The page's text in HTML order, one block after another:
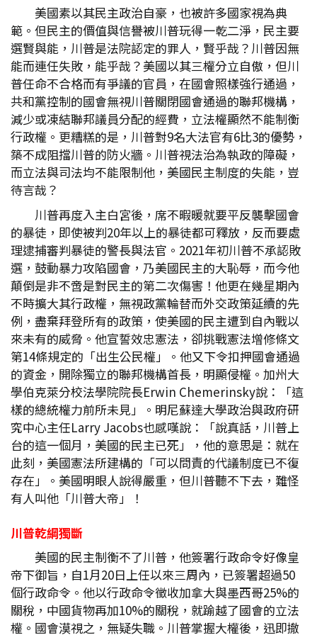
美國素以其民主政治自豪，也被許多國家視為典
範。但民主的價值與信譽被川普玩得一乾二淨，民主要
選賢與能，川普是法院認定的罪人，賢乎哉？川普因無
能而連任失敗，能乎哉？美國以其三權分立自傲，但川
普任命不合格而有爭議的官員，在國會照樣強行通過，
共和黨控制的國會無視川普關閉國會通過的聯邦機構，
減少或凍結聯邦議員分配的經費，立法權顯然不能制衡
行政權。更糟糕的是，川普對9名大法官有6比3的優勢，
築不成阻擋川普的防火牆。川普視法治為執政的障礙，
而立法與司法均不能限制他，美國民主制度的失能，豈
待言哉？
川普再度入主白宮後，席不暇暖就要平反襲擊國會
的暴徒，即使被判20年以上的暴徒都可釋放，反而要處
理逮捕審判暴徒的警長與法官。2021年初川普不承認敗
選，鼓動暴力攻陷國會，乃美國民主的大恥辱，而今他
顛倒是非不啻是對民主的第二次傷害！他更在幾星期內
不時擴大其行政權，無視政黨輪替而外交政策延續的先
例，盡棄拜登所有的政策，使美國的民主遭到自內戰以
來未有的威脅。他宣誓效忠憲法，卻挑戰憲法增修條文
第14條規定的「出生公民權」。他又下令扣押國會通過
的資金，開除獨立的聯邦機構首長，明顯侵權。加州大
學伯克萊分校法學院院長Erwin Chemerinsky說：「這
樣的總統權力前所未見」。明尼蘇達大學政治與政府研
究中心主任Larry Jacobs也感嘆說：「說真話，川普上
台的這一個月，美國的民主已死」，他的意思是：就在
此刻，美國憲法所建構的「可以問責的代議制度已不復
存在」。美國明眼人說得嚴重，但川普聽不下去，難怪
有人叫他「川普大帝」！
川普乾綱獨斷
美國的民主制衡不了川普，他簽署行政命令好像皇
帝下御旨，自1月20日上任以來三周內，已簽署超過50
個行政命令。他以行政命令徵收加拿大與墨西哥25%的
關稅，中國貨物再加10%的關稅，就踰越了國會的立法
權。國會漠視之，無疑失職。川普掌握大權後，迅即撤